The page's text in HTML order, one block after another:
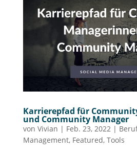
Karrierepfad für
und Community Manager
von Vivian | Feb. 23, 2022|
Management, Featured, Tools